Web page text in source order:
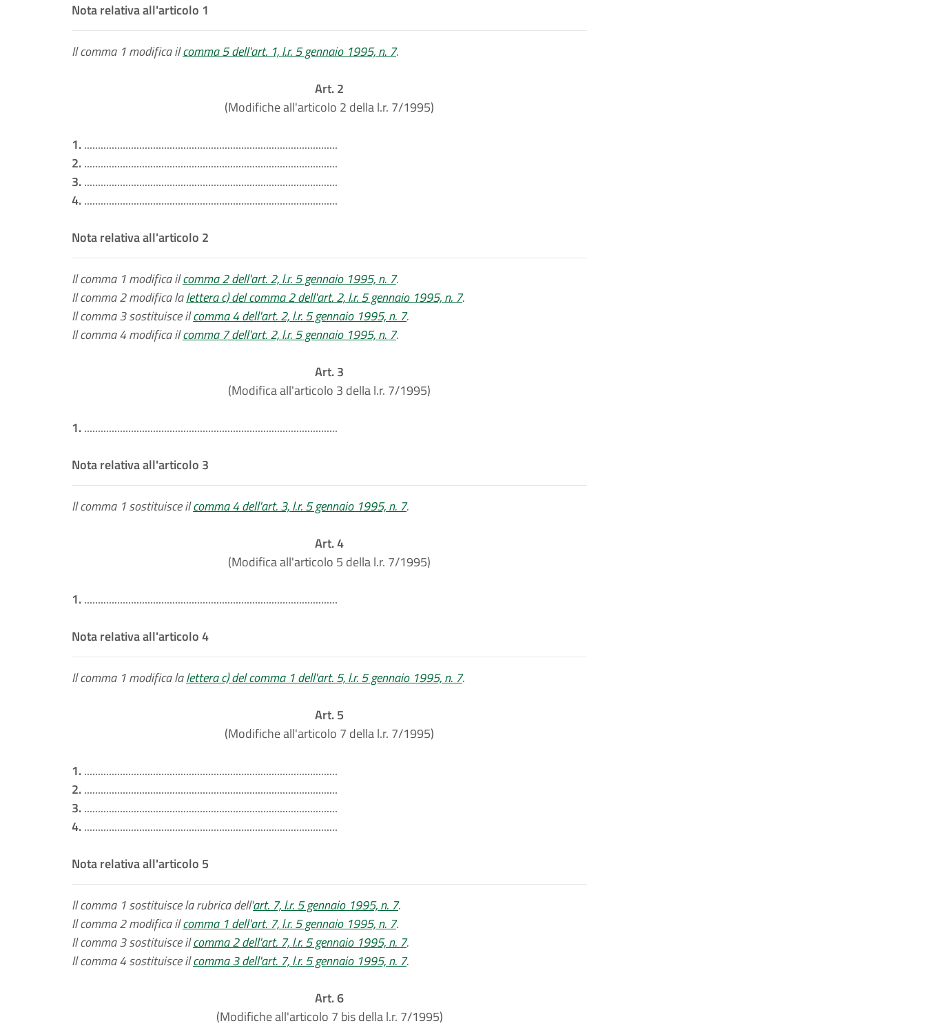
Nota relativa all'articolo 1
Il comma 1 modifica ilcomma 5 dell'art. 1, l.r. 5 gennaio 1995, n. 7.
Art. 2
(Modifiche all'articolo 2 della l.r. 7/1995)
1.............................................................................................
2.............................................................................................
3.............................................................................................
4.............................................................................................
Nota relativa all'articolo 2
Il comma 1 modifica ilcomma 2 dell'art. 2, l.r. 5 gennaio 1995, n. 7.
Il comma 2 modifica lalettera c) del comma 2 dell'art. 2, l.r. 5 gennaio 1995, n. 7.
Il comma 3 sostituisce ilcomma 4 dell'art. 2, l.r. 5 gennaio 1995, n. 7.
Il comma 4 modifica ilcomma 7 dell'art. 2, l.r. 5 gennaio 1995, n. 7.
Art. 3
(Modifica all'articolo 3 della l.r. 7/1995)
1.............................................................................................
Nota relativa all'articolo 3
Il comma 1 sostituisce ilcomma 4 dell'art. 3, l.r. 5 gennaio 1995, n. 7.
Art. 4
(Modifica all'articolo 5 della l.r. 7/1995)
1.............................................................................................
Nota relativa all'articolo 4
Il comma 1 modifica lalettera c) del comma 1 dell'art. 5, l.r. 5 gennaio 1995, n. 7.
Art. 5
(Modifiche all'articolo 7 della l.r. 7/1995)
1.............................................................................................
2.............................................................................................
3.............................................................................................
4.............................................................................................
Nota relativa all'articolo 5
Il comma 1 sostituisce la rubrica dell'art. 7, l.r. 5 gennaio 1995, n. 7.
Il comma 2 modifica ilcomma 1 dell'art. 7, l.r. 5 gennaio 1995, n. 7.
Il comma 3 sostituisce ilcomma 2 dell'art. 7, l.r. 5 gennaio 1995, n. 7.
Il comma 4 sostituisce ilcomma 3 dell'art. 7, l.r. 5 gennaio 1995, n. 7.
Art. 6
(Modifiche all'articolo 7 bis della l.r. 7/1995)